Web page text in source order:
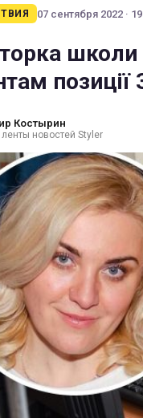
07 сентября 2022 ·
школи
Костырин
ленты новостей Styler